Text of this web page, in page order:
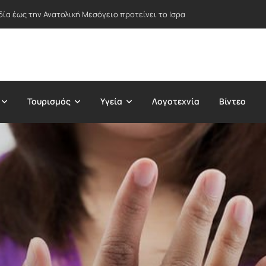
Cyclospora – Δύο νεκροί και χιλιάδες κρούσματα σε δεκάδες
Τουρισμός Υγεία Λογοτεχνία Βίντεο